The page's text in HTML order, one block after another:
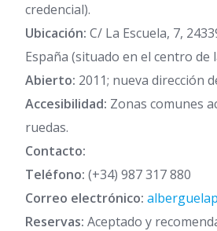
credencial).
Ubicación: C/ La Escuela, 7,
España (situado en el centro de
Abierto: 2011; nueva dirección
Accesibilidad: Zonas comunes
ruedas.
Contacto:
Teléfono: (+34) 987 317 880
Correo electrónico:
Reservas: Aceptado y